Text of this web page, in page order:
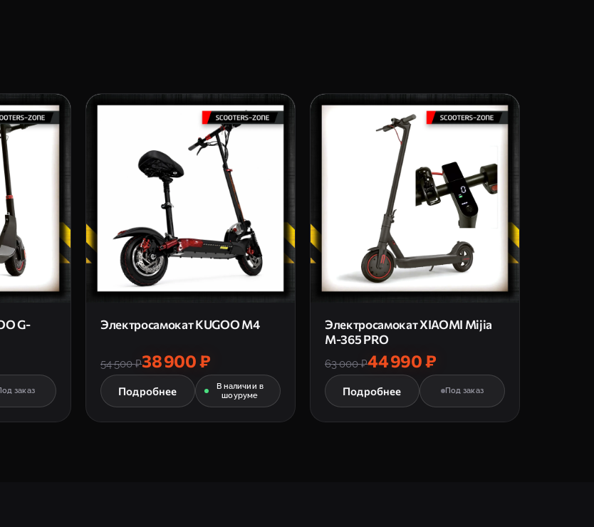
G-
заказ
Электросамокат KUGOO M4
54 500 ₽38 900 ₽
Подробнее
В наличии в
шоуруме
Электросамокат XIAOMI Mijia
M-365 PRO
63 000 ₽44 990 ₽
Подробнее Под заказ